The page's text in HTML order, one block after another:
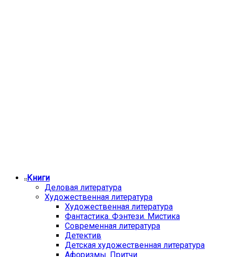
Книги
Деловая литература
Художественная литература
Художественная литература
Фантастика. Фэнтези. Мистика
Современная литература
Детектив
Детская художественная литература
Афоризмы. Притчи